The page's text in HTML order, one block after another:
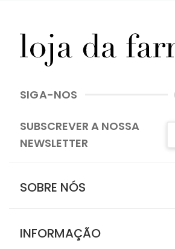
SIGA-NOS
SUBSCREVER A NOSSA
NEWSLETTER
SOBRE NÓS
INFORMAÇÃO